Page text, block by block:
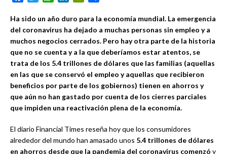
Ha sido un año duro para la economía mundial. La emergencia
del coronavirus ha dejado a muchas personas sin empleo y a
muchos negocios cerrados. Pero hay otra parte de la historia
que no se cuenta y a la que deberíamos estar atentos, se
trata de los 5.4 trillones de dólares que las familias (aquellas
en las que se conservó el empleo y aquellas que recibieron
beneficios por parte de los gobiernos) tienen en ahorros y
que aún no han gastado por cuenta de los cierres parciales
que impiden una reactivación plena de la economía.
El diario Financial Times reseña hoy que los consumidores
alrededor del mundo han amasado unos 5.4 trillones de dólares
en ahorros desde que la pandemia del coronavirus comenzó y